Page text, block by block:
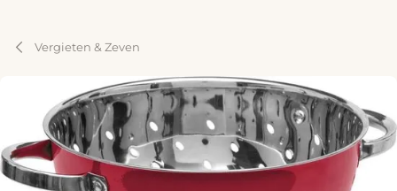
Vergieten & Zeven